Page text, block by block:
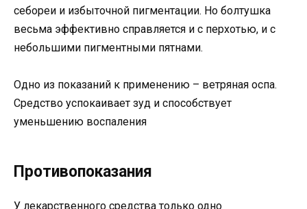
себореи и избыточной пигментации. Но болтушка
весьма эффективно справляется и с перхотью, и с
небольшими пигментными пятнами.
Одно из показаний к применению – ветряная оспа.
Средство успокаивает зуд и способствует
уменьшению воспаления
Противопоказания
У лекарственного средства только одно